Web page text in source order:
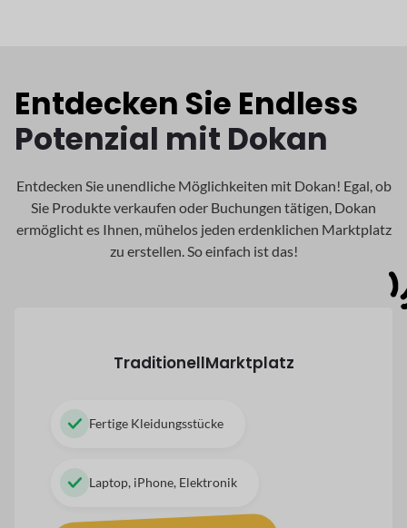
Entdecken Sie Endless
Potenzial mit Dokan
Entdecken Sie unendliche Möglichkeiten mit Dokan! Egal, ob
Sie Produkte verkaufen oder Buchungen tätigen, Dokan
ermöglicht es Ihnen, mühelos jeden erdenklichen Marktplatz
zu erstellen. So einfach ist das!
TraditionellMarktplatz
Fertige Kleidungsstücke
Laptop, iPhone, Elektronik